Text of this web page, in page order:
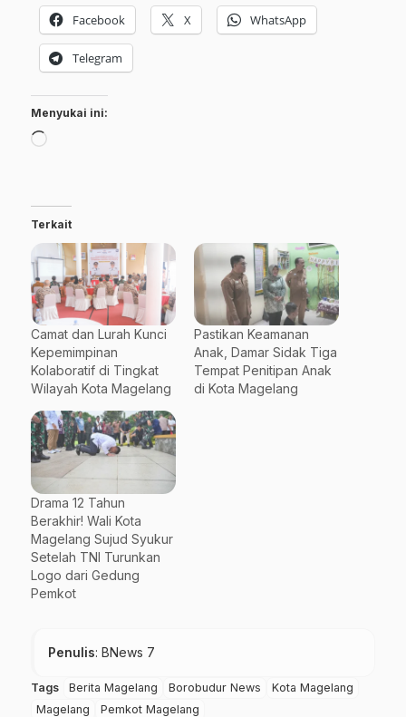
Facebook X WhatsApp
Telegram
Menyukai ini:
Memuat...
Terkait
Camat dan Lurah Kunci
Kepemimpinan
Kolaboratif di Tingkat
Wilayah Kota Magelang
Pastikan Keamanan
Anak, Damar Sidak Tiga
Tempat Penitipan Anak
di Kota Magelang
Drama 12 Tahun
Berakhir! Wali Kota
Magelang Sujud Syukur
Setelah TNI Turunkan
Logo dari Gedung
Pemkot
Penulis: BNews 7
Tags Berita Magelang Borobudur News
Kota Magelang
Magelang
Pemkot Magelang